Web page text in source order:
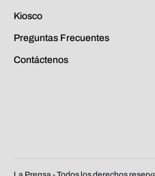
Kiosco
Preguntas Frecuentes
Contáctenos